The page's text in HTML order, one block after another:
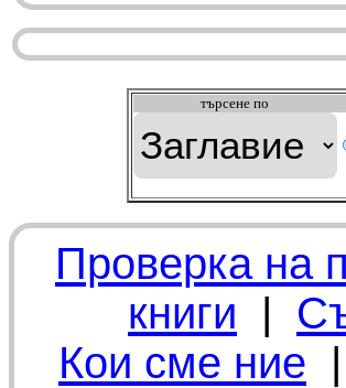
търсeне по
Проверка на
книги |
Кои сме ние |